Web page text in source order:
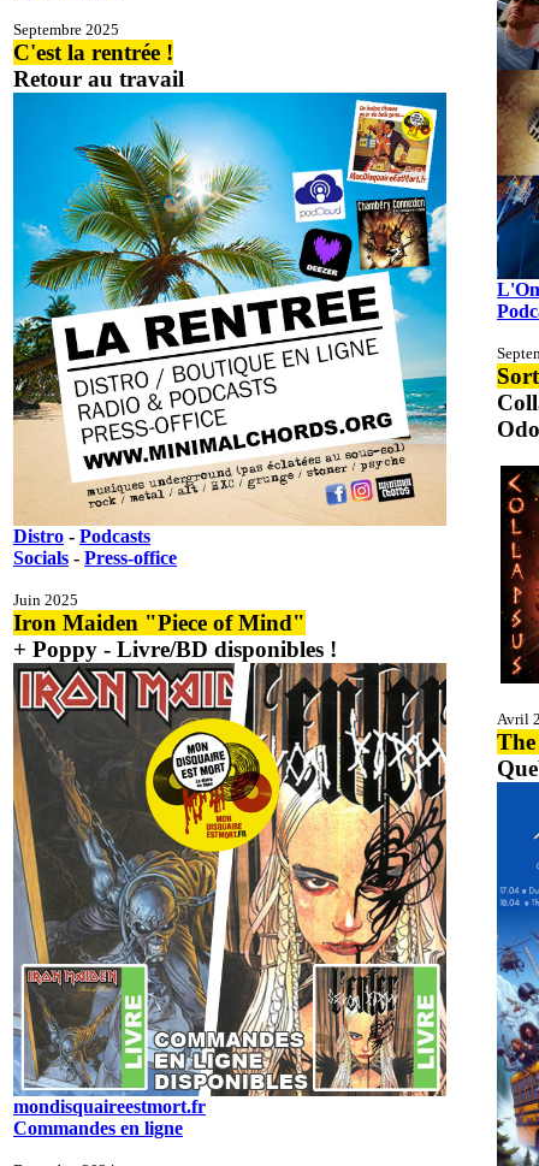
Septembre 2025
C'est la rentrée !
Retour au travail
Distro - Podcasts
Socials - Press-office
Juin 2025
Iron Maiden "Piece of Mind"
+ Poppy - Livre/BD disponibles !
mondisquaireestmort.fr
Commandes en ligne
Avril